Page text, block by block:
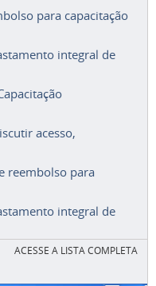
para capacitação
integral de
acesso,
reembolso para
integral de
ACESSE A LISTA COMPLETA